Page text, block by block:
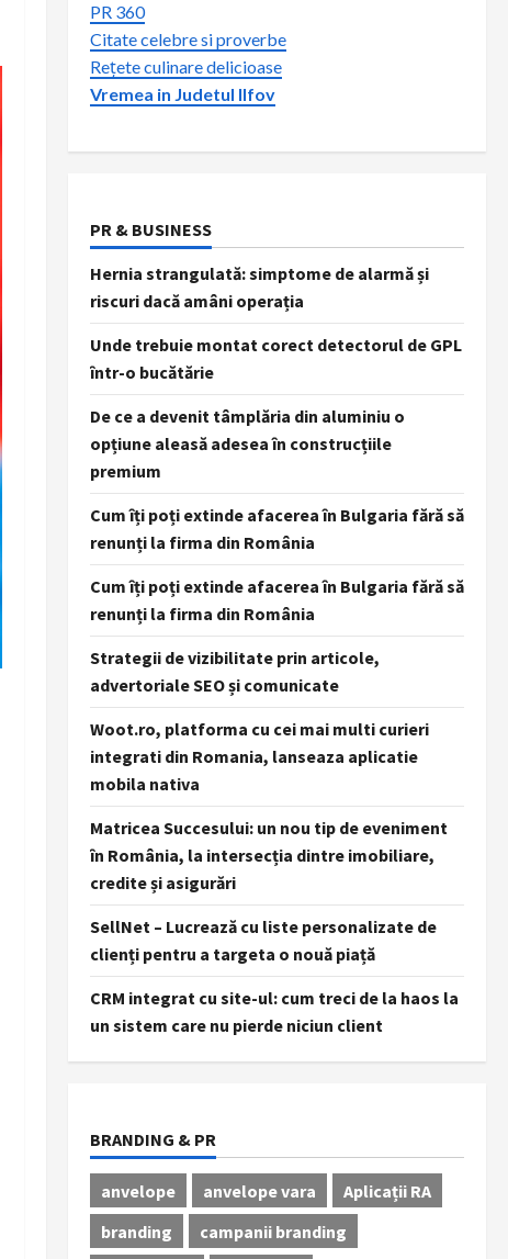
PR 360
Citate celebre si proverbe
Rețete culinare delicioase
Vremea in Judetul Ilfov
PR & BUSINESS
Hernia strangulată: simptome de alarmă și
riscuri dacă amâni operația
Unde trebuie montat corect detectorul de GPL
într-o bucătărie
De ce a devenit tâmplăria din aluminiu o
opțiune aleasă adesea în construcțiile
premium
Cum îți poți extinde afacerea în Bulgaria fără să
renunți la firma din România
Cum îți poți extinde afacerea în Bulgaria fără să
renunți la firma din România
Strategii de vizibilitate prin articole,
advertoriale SEO și comunicate
Woot.ro, platforma cu cei mai multi curieri
integrati din Romania, lanseaza aplicatie
mobila nativa
Matricea Succesului: un nou tip de eveniment
în România, la intersecția dintre imobiliare,
credite și asigurări
SellNet – Lucrează cu liste personalizate de
clienți pentru a targeta o nouă piață
CRM integrat cu site-ul: cum treci de la haos la
un sistem care nu pierde niciun client
BRANDING & PR
anvelope anvelope vara
Aplicații RA
branding
campanii branding